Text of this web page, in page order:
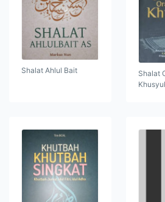
Shalat Ahlul Bait
Shalat